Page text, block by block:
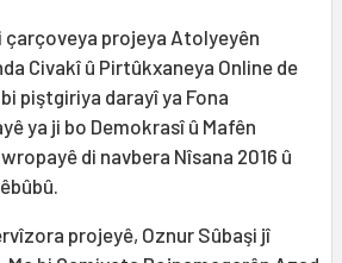
çarçoveya projeya Atolyeyên
Civakî û Pirtûkxaneya Online de
piştgiriya darayî ya Fona
ya ji bo Demokrasî û Mafên
di navbera Nîsana 2016 û
projeyê, Oznur Sûbaşi jî